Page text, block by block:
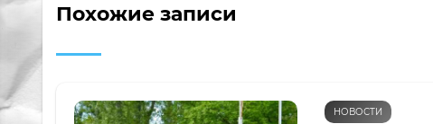
Похожие записи
НОВОСТИ